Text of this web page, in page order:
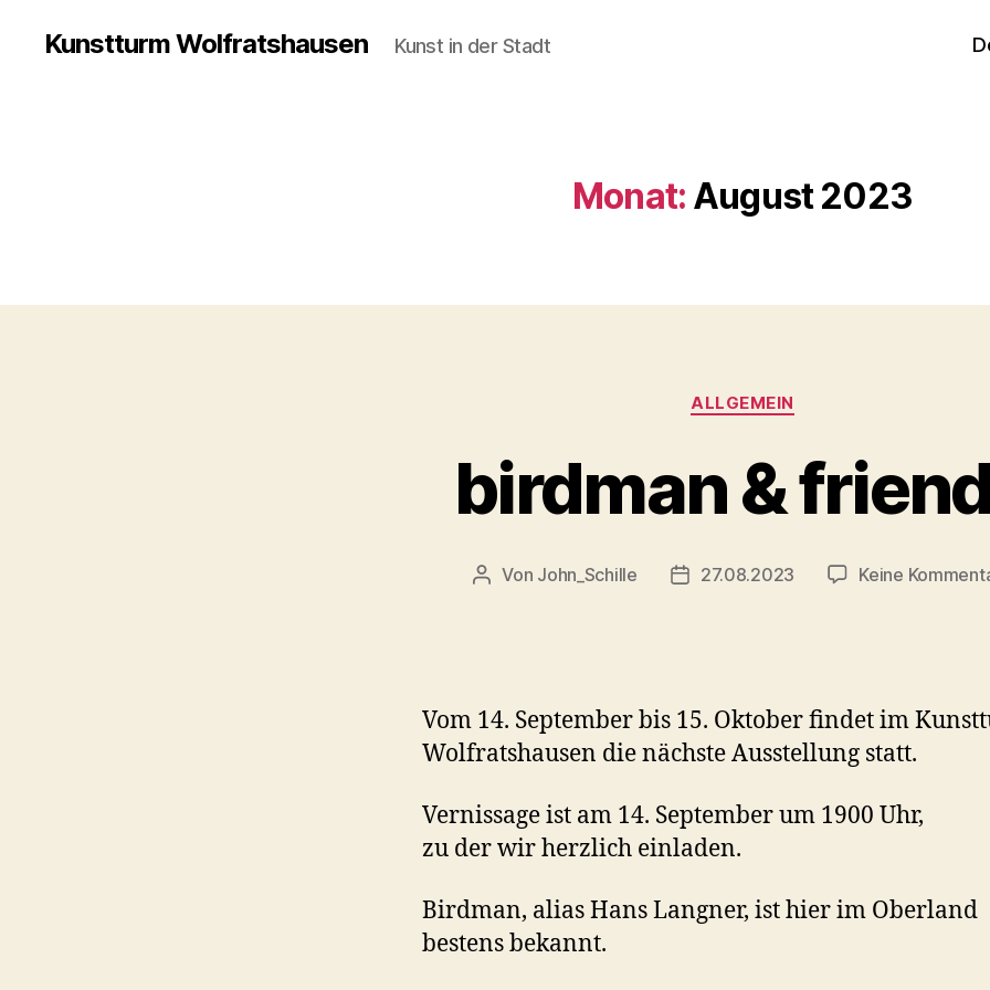
Kunstturm Wolfratshausen Kunst in der Stadt
Monat: August 2023
Kategorien
ALLGEMEIN
birdman &
Beitragsautor
Von John_Schille Veröffentlichungsdatum
27.08.2023 Keine
Vom 14. September bis 15. Oktober findet im
Wolfratshausen die nächste Ausstellung statt.
Vernissage ist am 14. September um 1900 Uhr,
zu der wir herzlich einladen.
Birdman, alias Hans Langner, ist hier im Oberland
bestens bekannt.